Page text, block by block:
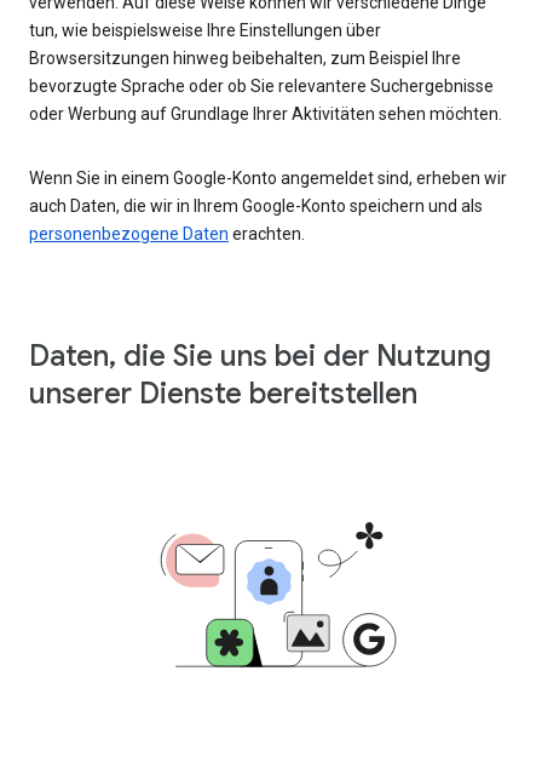
tun, wie beispielsweise Ihre Einstellungen über
Browsersitzungen hinweg beibehalten, zum Beispiel Ihre
bevorzugte Sprache oder ob Sie relevantere Suchergebnisse
oder Werbung auf Grundlage Ihrer Aktivitäten sehen möchten.
Wenn Sie in einem Google-Konto angemeldet sind, erheben wir
auch Daten, die wir in Ihrem Google-Konto speichern und als
personenbezogene Daten erachten.
Daten, die Sie uns bei der Nutzung
unserer Dienste bereitstellen